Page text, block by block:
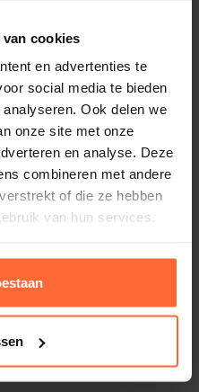
cookies
en advertenties te
social media te bieden
Ook delen we
onze site met onze
en analyse. Deze
combineren met andere
of die ze hebben
van hun services.
Op voorraad